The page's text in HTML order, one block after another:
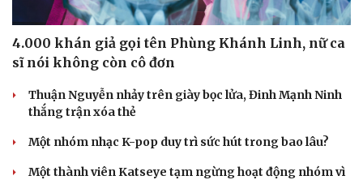
4.000 khán giả gọi tên Phùng Khánh Linh, nữ ca
sĩ nói không còn cô đơn
Thuận Nguyễn nhảy trên giày bọc lửa, Đinh Mạnh Ninh
thắng trận xóa thẻ
Một nhóm nhạc K-pop duy trì sức hút trong bao lâu?
Một thành viên Katseye tạm ngừng hoạt động nhóm vì